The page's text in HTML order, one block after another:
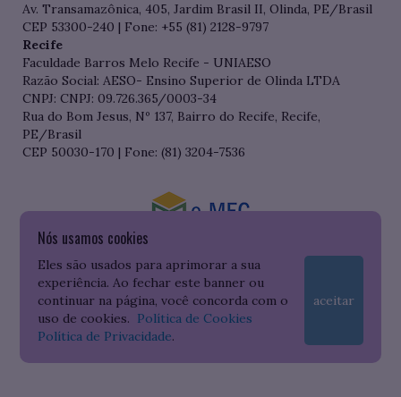
Nós usamos cookies
Eles são usados para aprimorar a sua
experiência. Ao fechar este banner ou
continuar na página, você concorda com o
uso de cookies. Política de Cookies
Política de Privacidade.
aceitar
Av. Transamazônica, 405, Jardim Brasil II, Olinda, PE/Brasil
CEP 53300-240 | Fone: +55 (81) 2128-9797
Recife
Faculdade Barros Melo Recife - UNIAESO
Razão Social: AESO- Ensino Superior de Olinda LTDA
CNPJ: CNPJ: 09.726.365/0003-34
Rua do Bom Jesus, Nº 137, Bairro do Recife, Recife,
PE/Brasil
CEP 50030-170 | Fone: (81) 3204-7536
Consulte o cadastro da Instituição no Sistema do e-MEC